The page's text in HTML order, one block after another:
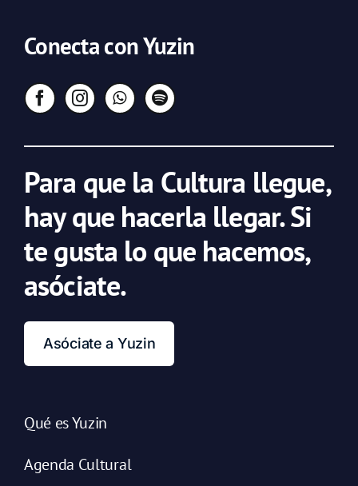
Conecta con Yuzin
Para que la Cultura llegue,
hay que hacerla llegar. Si
te gusta lo que hacemos,
asóciate.
Asóciate a Yuzin
Qué es Yuzin
Agenda Cultural